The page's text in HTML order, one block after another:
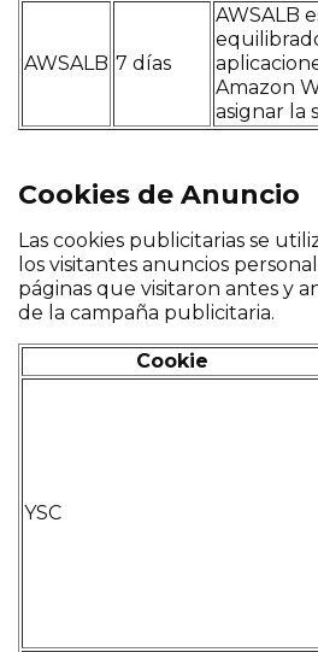
AWSALB 7 días
AWSALB
Amazon
asignar la
Cookies de Anuncio
Las cookies publicitarias se
los visitantes anuncios
páginas que visitaron antes y
de la campaña publicitaria.
Cookie
YSC